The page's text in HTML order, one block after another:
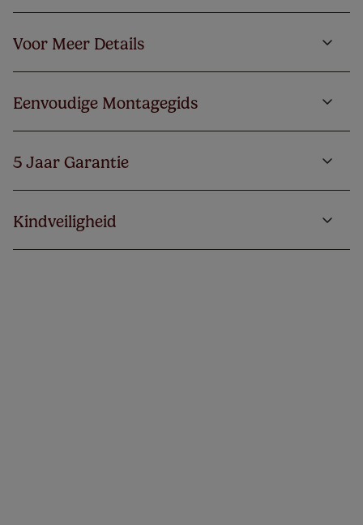
Voor Meer Details
Eenvoudige Montagegids
5 Jaar Garantie
Kindveiligheid